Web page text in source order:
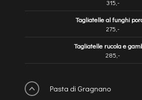
315,-
Tagliatelle al funghi
275,-
Tagliatelle rucola e
285,-
Pasta di Gragnano